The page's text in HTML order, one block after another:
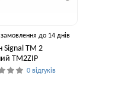
замовлення до 14 днів
Signal TM 2
TM2ZIP
0 відгуків